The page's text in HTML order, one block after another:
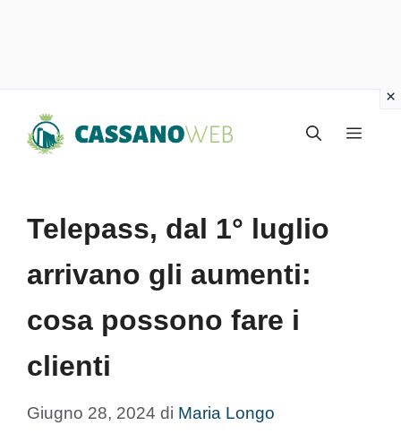
Menu
Telepass, dal 1° luglio
arrivano gli aumenti:
cosa possono fare i
clienti
Giugno 28, 2024 di Maria Longo